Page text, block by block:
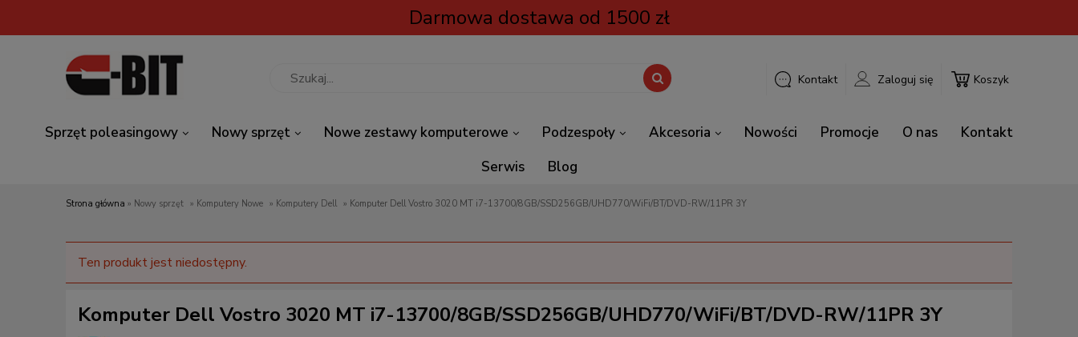
Darmowa dostawa od 1500 zł
Koszyk
Kontakt Zaloguj się
Sprzęt poleasingowy Nowy sprzęt Nowe zestawy komputerowe Podzespoły Akcesoria Nowości Promocje O nas
Kontakt
Serwis
Blog
Strona główna » Nowy sprzęt » Komputery Nowe » Komputery Dell » Komputer Dell Vostro 3020 MT i7-13700/8GB/SSD256GB/UHD770/WiFi/BT/DVD-RW/11PR 3Y
Ten produkt jest niedostępny.
Komputer Dell Vostro 3020 MT i7-13700/8GB/SSD256GB/UHD770/WiFi/BT/DVD-RW/11PR 3Y